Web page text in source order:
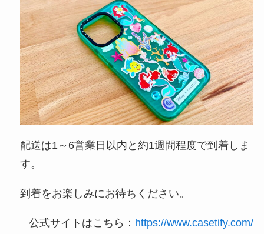
配送は1～6営業日以内と約1週間程度で到着しま
す。
到着をお楽しみにお待ちください。
公式サイトはこちら： https://www.casetify.com/